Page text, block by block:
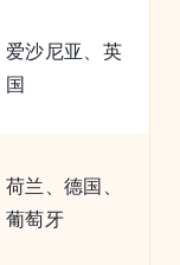
爱沙尼亚、英
国
荷兰、德国、
葡萄牙